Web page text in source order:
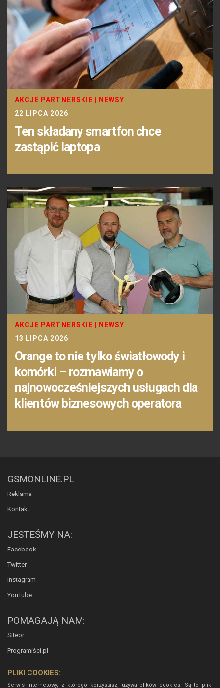
AKCJE PARTNERSKIE
NEWSY
22 LIPCA 2026
Ten składany smartfon chce
zastąpić laptopa
AKCJE PARTNERSKIE
NEWSY
13 LIPCA 2026
Orange to nie tylko światłowody i
komórki – rozmawiamy o
najnowocześniejszych usługach dla
klientów biznesowych operatora
GSMONLINE.PL
Reklama
Kontakt
JESTEŚMY NA:
Facebook
Twitter
Instagram
YouTube
POMAGAJĄ NAM:
Siteor
Programiści.pl
PLIKI COOKIES:
Serwis internetowy, z którego korzystasz, używa plików cookies. Są to pliki